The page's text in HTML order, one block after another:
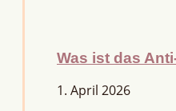
Was ist das
1. April 2026